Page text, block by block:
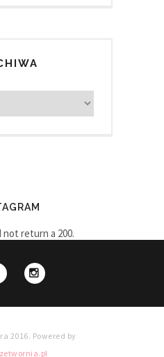
not return a 200.
2016. Powered by